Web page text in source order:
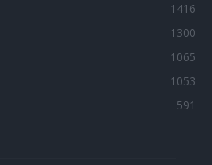
1416
1300
1065
1053
591